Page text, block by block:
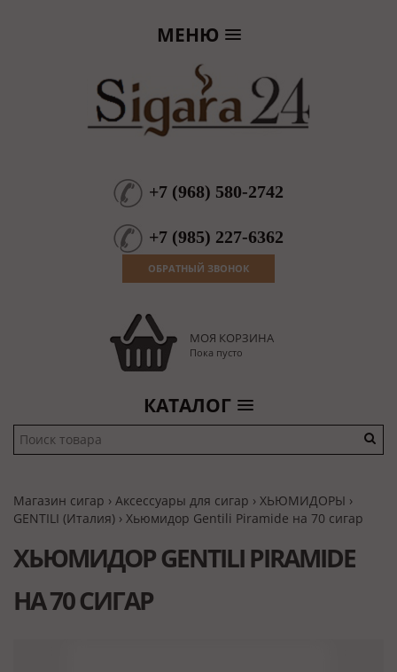
МЕНЮ
+7 (968) 580-2742
+7 (985) 227-6362
ОБРАТНЫЙ ЗВОНОК
МОЯ КОРЗИНА
Пока пусто
КАТАЛОГ
Магазин сигар › Аксессуары для сигар › ХЬЮМИДОРЫ ›
GENTILI (Италия) › Хьюмидор Gentili Piramide на 70 сигар
ХЬЮМИДОР GENTILI PIRAMIDE
НА 70 СИГАР